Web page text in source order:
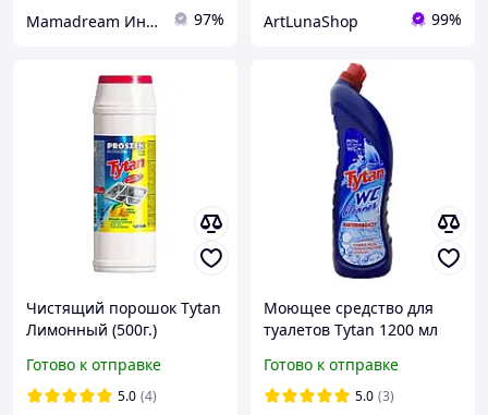
Mamadream Интернет магазин 97% ArtLunaShop 99%
Чистящий порошок Tytan
Лимонный (500г.)
Готово к отправке
5.0 (4)
Моющее средство для
туалетов Tytan 1200 мл
Готово к отправке
5.0 (3)